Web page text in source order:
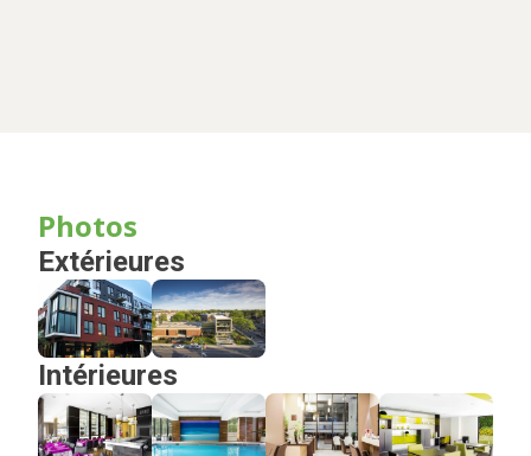
Photos
Extérieures
Intérieures